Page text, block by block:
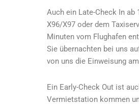
Auch ein Late-Check In
X96/X97 oder dem
Minuten vom Flughafen
Sie übernachten bei uns
von uns die Einweisung
Ein Early-Check Out ist
Vermietstation kommen